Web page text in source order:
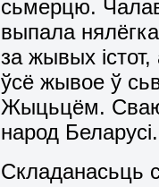
сьмеpцю.
выпала
за жывых
ўсё жывое ў
Жыцьцём. Сваю
наpод Белаpусі.
Складанасьць